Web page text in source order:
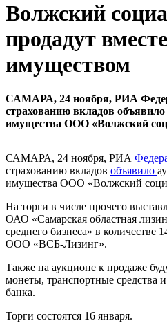
Волжский
продадут
имуществом
САМАРА, 24 ноября, РИА
страхованию вкладов
имущества ООО «Волжский
САМАРА, 24 ноября, РИА
страхованию вкладов объявило
имущества ООО «Волжский
На торги в числе прочего
ОАО «Самарская областная
среднего бизнеса» в количестве
ООО «ВСБ-Лизинг».
Также на аукционе к продаже
монеты, транспортные средства
банка.
Торги состоятся 16 января.